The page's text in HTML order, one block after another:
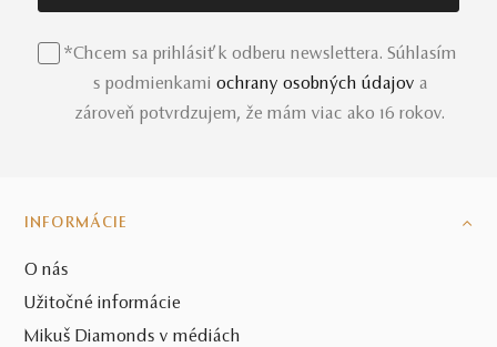
*Chcem sa prihlásiť k odberu newslettera. Súhlasím
s podmienkami ochrany osobných údajov a
zároveň potvrdzujem, že mám viac ako 16 rokov.
INFORMÁCIE
O nás
Užitočné informácie
Mikuš Diamonds v médiách